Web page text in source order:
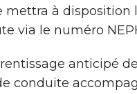
mettra à
via le numéro
anticipé
conduite